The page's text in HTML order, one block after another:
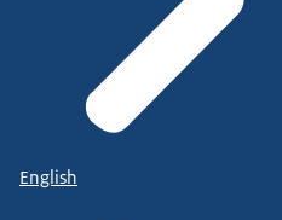
English